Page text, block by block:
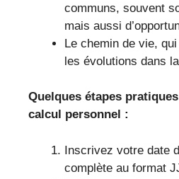
communs, souvent
mais aussi
Le chemin de vie,
les évolutions dans
Quelques étapes
calcul personnel :
Inscrivez votre date
complète au format